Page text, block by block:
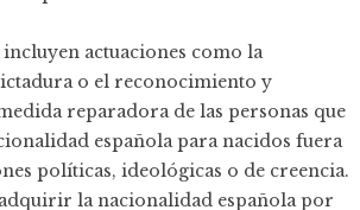
actuaciones como la
o el reconocimiento y
reparadora de las personas que
española para nacidos fuera
políticas, ideológicas o de creencia.
la nacionalidad española por